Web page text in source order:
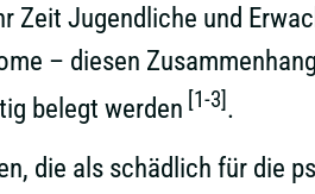
Zeit Jugendliche und
– diesen
belegt werden [1-3] .
die als schädlich für die